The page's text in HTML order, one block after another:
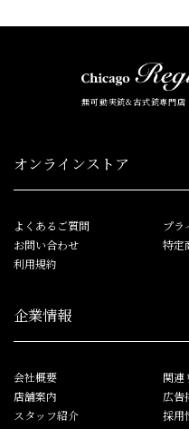
無可動実銃&古式銃専門
オンラインストア
よくあるご質問
お問い合わせ
利用規約
プラ
特定
企業情報
会社概要
店舗案内
スタッフ紹介
関連
広告
採用